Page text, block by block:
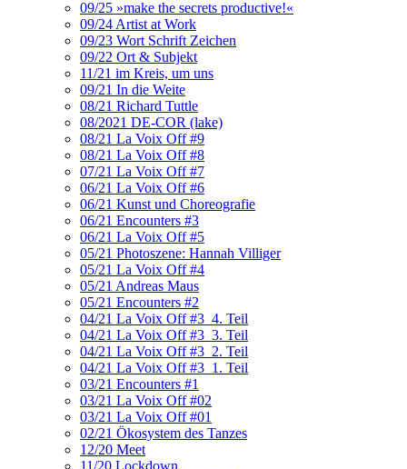
09/25 »make the secrets productive!«
09/24 Artist at Work
09/23 Wort Schrift Zeichen
09/22 Ort & Subjekt
11/21 im Kreis, um uns
09/21 In die Weite
08/21 Richard Tuttle
08/2021 DE-COR (lake)
08/21 La Voix Off #9
08/21 La Voix Off #8
07/21 La Voix Off #7
06/21 La Voix Off #6
06/21 Kunst und Choreografie
06/21 Encounters #3
06/21 La Voix Off #5
05/21 Photoszene: Hannah Villiger
05/21 La Voix Off #4
05/21 Andreas Maus
05/21 Encounters #2
04/21 La Voix Off #3_4. Teil
04/21 La Voix Off #3_3. Teil
04/21 La Voix Off #3_2. Teil
04/21 La Voix Off #3_1. Teil
03/21 Encounters #1
03/21 La Voix Off #02
03/21 La Voix Off #01
02/21 Ökosystem des Tanzes
12/20 Meet
11/20 Lockdown